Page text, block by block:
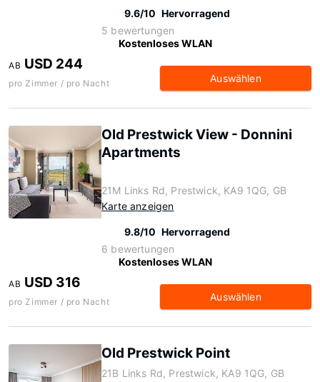
9.6/10 Hervorragend
5 bewertungen
Kostenloses WLAN
AB USD 244
pro Zimmer / pro Nacht Auswählen
Old Prestwick View - Donnini
Apartments
21M Links Rd, Prestwick, KA9 1QG, GB
Karte anzeigen
9.8/10 Hervorragend
6 bewertungen
Kostenloses WLAN
AB USD 316
pro Zimmer / pro Nacht Auswählen
Old Prestwick Point
21B Links Rd, Prestwick, KA9 1QG, GB